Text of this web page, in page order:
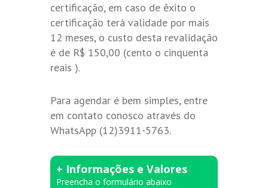
certificação, em caso de êxito o
certificação terá validade por mais
12 meses, o custo desta revalidação
é de R$ 150,00 (cento o cinquenta
reais ).
Para agendar é bem simples, entre
em contato conosco através do
WhatsApp (12)3911-5763.
+ Informações e Valores
Preencha o formulário abaixo